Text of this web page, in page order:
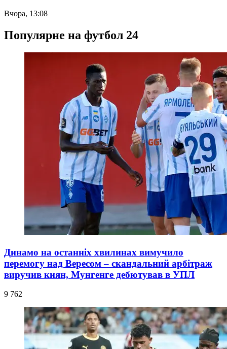
Вчора, 13:08
Популярне на футбол 24
Динамо на останніх хвилинах вимучило
перемогу над Вересом – скандальний арбітраж
виручив киян, Мунгенге дебютував в УПЛ
9 762